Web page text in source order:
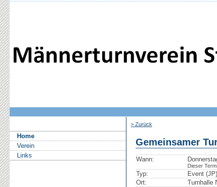
Home
Verein
Links
> Zurück
Gemeinsamer
Wann:
Dieser
Typ:
Event (JP)
Ort:
Turnhalle